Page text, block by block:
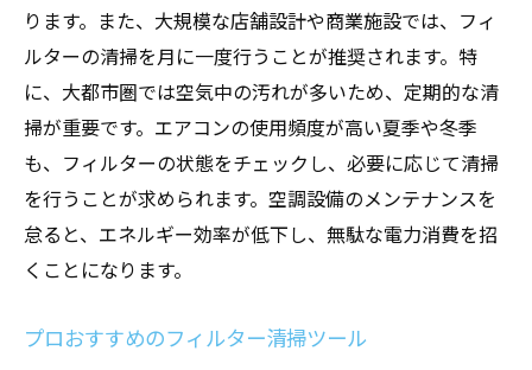
ります。また、大規模な店舗設計や商業施設では、フィ
ルターの清掃を月に一度行うことが推奨されます。特
に、大都市圏では空気中の汚れが多いため、定期的な清
掃が重要です。エアコンの使用頻度が高い夏季や冬季
も、フィルターの状態をチェックし、必要に応じて清掃
を行うことが求められます。空調設備のメンテナンスを
怠ると、エネルギー効率が低下し、無駄な電力消費を招
くことになります。
プロおすすめのフィルター清掃ツール